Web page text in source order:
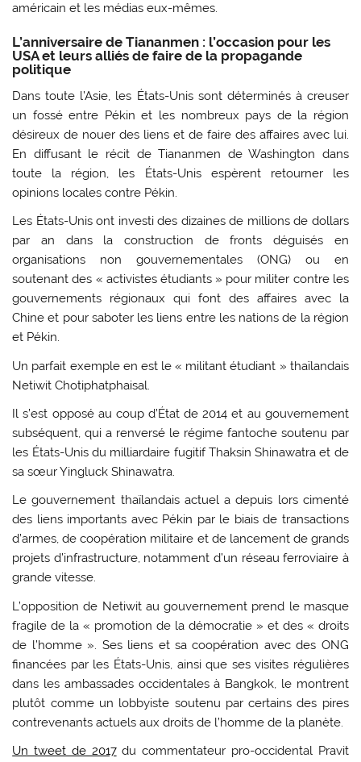
américain et les médias eux-mêmes.
L’anniversaire de Tiananmen : l’occasion pour les
USA et leurs alliés de faire de la propagande
politique
Dans toute l’Asie, les États-Unis sont déterminés à creuser
un fossé entre Pékin et les nombreux pays de la région
désireux de nouer des liens et de faire des affaires avec lui.
En diffusant le récit de Tiananmen de Washington dans
toute la région, les États-Unis espèrent retourner les
opinions locales contre Pékin.
Les États-Unis ont investi des dizaines de millions de dollars
par an dans la construction de fronts déguisés en
organisations non gouvernementales (ONG) ou en
soutenant des « activistes étudiants » pour militer contre les
gouvernements régionaux qui font des affaires avec la
Chine et pour saboter les liens entre les nations de la région
et Pékin.
Un parfait exemple en est le « militant étudiant » thaïlandais
Netiwit Chotiphatphaisal.
Il s’est opposé au coup d’État de 2014 et au gouvernement
subséquent, qui a renversé le régime fantoche soutenu par
les États-Unis du milliardaire fugitif Thaksin Shinawatra et de
sa sœur Yingluck Shinawatra.
Le gouvernement thaïlandais actuel a depuis lors cimenté
des liens importants avec Pékin par le biais de transactions
d’armes, de coopération militaire et de lancement de grands
projets d’infrastructure, notamment d’un réseau ferroviaire à
grande vitesse.
L’opposition de Netiwit au gouvernement prend le masque
fragile de la « promotion de la démocratie » et des « droits
de l’homme ». Ses liens et sa coopération avec des ONG
financées par les États-Unis, ainsi que ses visites régulières
dans les ambassades occidentales à Bangkok, le montrent
plutôt comme un lobbyiste soutenu par certains des pires
contrevenants actuels aux droits de l’homme de la planète.
Un tweet de 2017du commentateur pro-occidental Pravit